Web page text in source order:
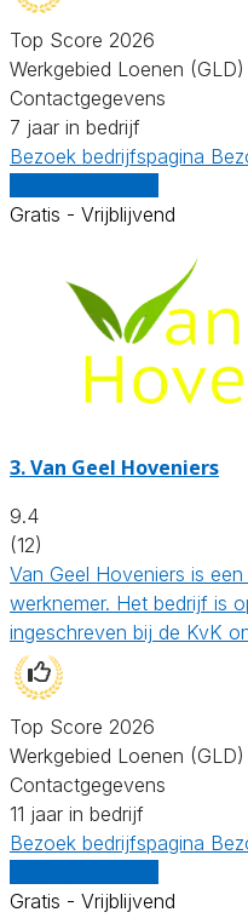
Top Score 2026
Werkgebied Loenen (GLD)
Contactgegevens
7 jaar in bedrijf
Bezoek bedrijfspagina
Gratis - Vrijblijvend
3.Van Geel Hoveniers
9.4
(12)
Van Geel Hoveniers is
werknemer. Het bedrijf is
ingeschreven bij de KvK
Top Score 2026
Werkgebied Loenen (GLD)
Contactgegevens
11 jaar in bedrijf
Bezoek bedrijfspagina
Gratis - Vrijblijvend